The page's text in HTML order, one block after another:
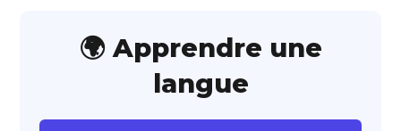
🌍 Apprendre une
langue